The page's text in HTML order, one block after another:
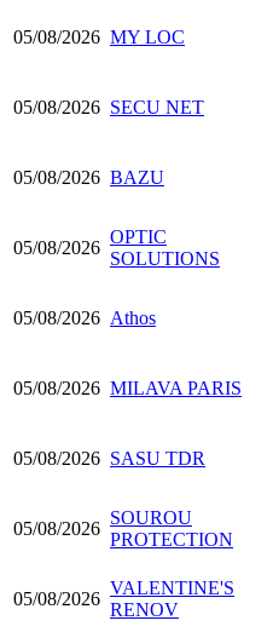
05/08/2026 MY LOC
05/08/2026 SECU NET
05/08/2026 BAZU
05/08/2026
OPTIC
SOLUTIONS
05/08/2026 Athos
05/08/2026 MILAVA PARIS
05/08/2026 SASU TDR
05/08/2026
SOUROU
PROTECTION
05/08/2026
VALENTINE'S
RENOV